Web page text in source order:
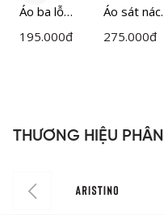
Áo ba lỗ
Nam
195.000đ
Áo sát
nam
275.000đ
THƯƠNG HIỆU